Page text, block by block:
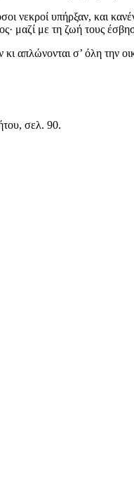
νεκροί υπήρξαν, και
μαζί με τη ζωή τους
απλώνονται σ’ όλη την
σελ. 90.